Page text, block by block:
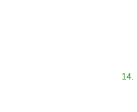
14.